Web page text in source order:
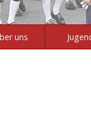
uns